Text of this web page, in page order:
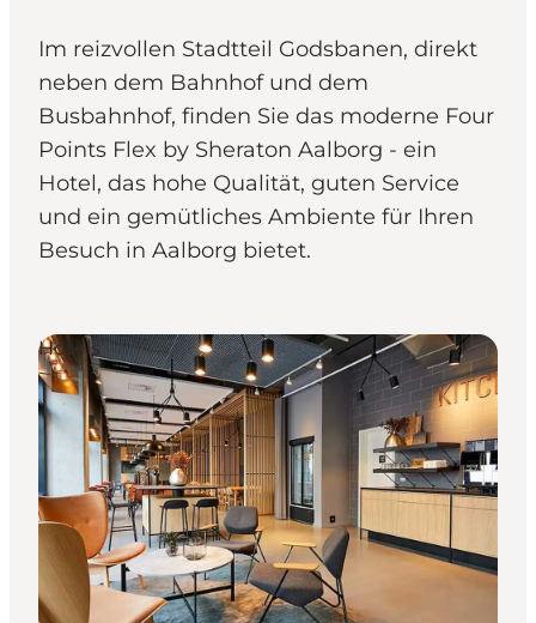
Veranstaltungen
Für Kinder
Im reizvollen Stadtteil Godsbanen, direkt
neben dem Bahnhof und dem
Busbahnhof, finden Sie das moderne Four
Points Flex by Sheraton Aalborg - ein
Hotel, das hohe Qualität, guten Service
und ein gemütliches Ambiente für Ihren
Besuch in Aalborg bietet.
Hotels